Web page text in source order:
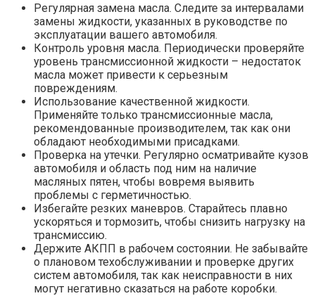
Регулярная замена масла. Следите за интервалами
замены жидкости, указанных в руководстве по
эксплуатации вашего автомобиля.
Контроль уровня масла. Периодически проверяйте
уровень трансмиссионной жидкости – недостаток
масла может привести к серьезным
повреждениям.
Использование качественной жидкости.
Применяйте только трансмиссионные масла,
рекомендованные производителем, так как они
обладают необходимыми присадками.
Проверка на утечки. Регулярно осматривайте кузов
автомобиля и область под ним на наличие
масляных пятен, чтобы вовремя выявить
проблемы с герметичностью.
Избегайте резких маневров. Старайтесь плавно
ускоряться и тормозить, чтобы снизить нагрузку на
трансмиссию.
Держите АКПП в рабочем состоянии. Не забывайте
о плановом техобслуживании и проверке других
систем автомобиля, так как неисправности в них
могут негативно сказаться на работе коробки.